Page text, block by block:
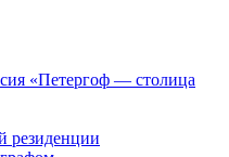
резиденции